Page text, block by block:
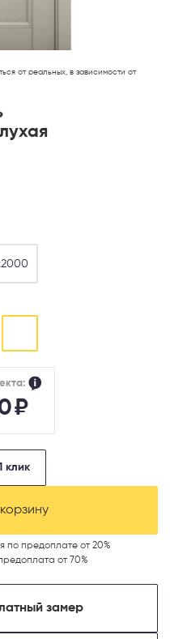
от реальных, в зависимости от
₽
клик
по предоплате от 20%
от 70%
замер